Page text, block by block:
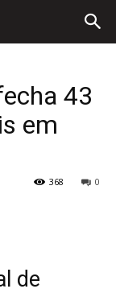
43
em
0
368
de